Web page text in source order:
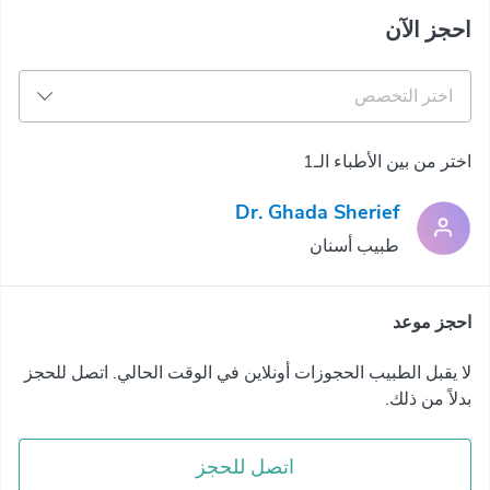
احجز الآن
اختر التخصص
اختر من بين الأطباء الـ1
Dr. Ghada Sherief
طبيب أسنان
احجز موعد
لا يقبل الطبيب الحجوزات أونلاين في الوقت الحالي. اتصل للحجز
بدلاً من ذلك.
اتصل للحجز